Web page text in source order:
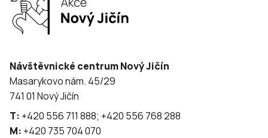
Návštěvnické centrum Nový Jičín
Masarykovo nám. 45/29
741 01 Nový Jičín
T: +420 556 711 888; +420 556 768 288
M: +420 735 704 070